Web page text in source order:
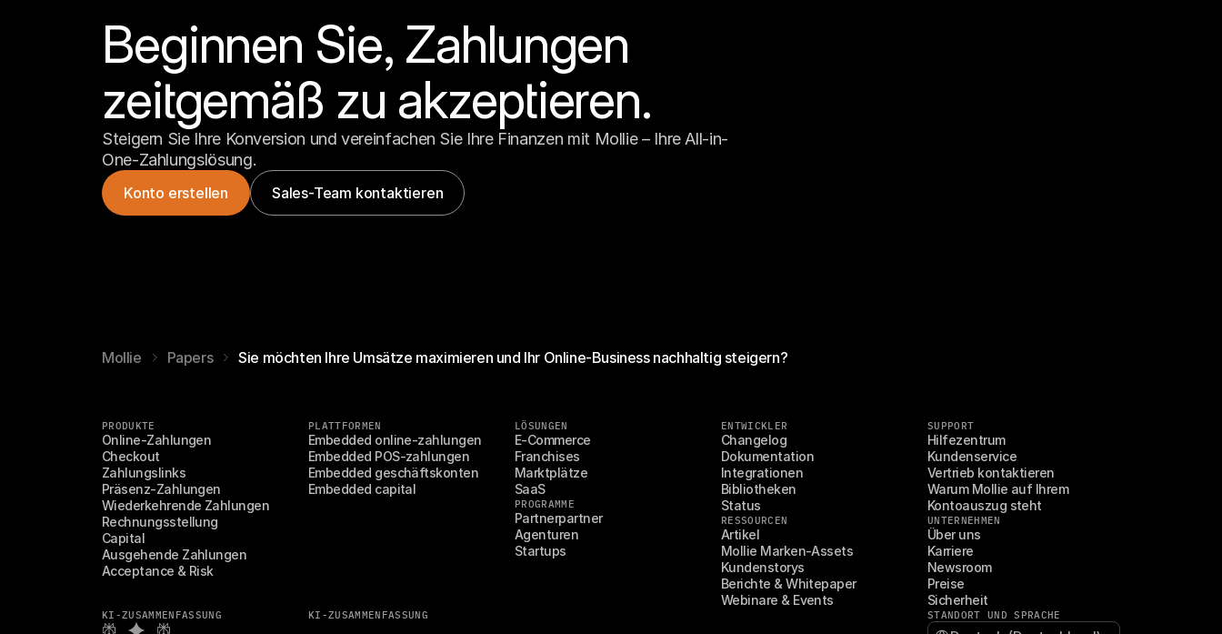
Beginnen Sie, Zahlungen
zeitgemäß zu akzeptieren.
Steigern Sie Ihre Konversion und vereinfachen Sie Ihre Finanzen mit Mollie – Ihre All-in-
One-Zahlungslösung.
Konto erstellen Sales-Team kontaktieren
Mollie Papers Sie möchten Ihre Umsätze maximieren und Ihr Online-Business nachhaltig steigern?
PRODUKTE
Online-Zahlungen
Checkout
Zahlungslinks
Präsenz-Zahlungen
Wiederkehrende Zahlungen
Rechnungsstellung
Capital
Ausgehende Zahlungen
Acceptance & Risk
PLATTFORMEN
Embedded online-zahlungen
Embedded POS-zahlungen
Embedded geschäftskonten
Embedded capital
LÖSUNGEN
E-Commerce
Franchises
Marktplätze
SaaS
PROGRAMME
Partnerpartner
Agenturen
Startups
ENTWICKLER
Changelog
Dokumentation
Integrationen
Bibliotheken
Status
RESSOURCEN
Artikel
Mollie Marken-Assets
Kundenstorys
Berichte & Whitepaper
Webinare & Events
SUPPORT
Hilfezentrum
Kundenservice
Vertrieb kontaktieren
Warum Mollie auf Ihrem
Kontoauszug steht
UNTERNEHMEN
Über uns
Karriere
Newsroom
Preise
Sicherheit
KI-ZUSAMMENFASSUNG KI-ZUSAMMENFASSUNG
STANDORT UND SPRACHE
Select Language